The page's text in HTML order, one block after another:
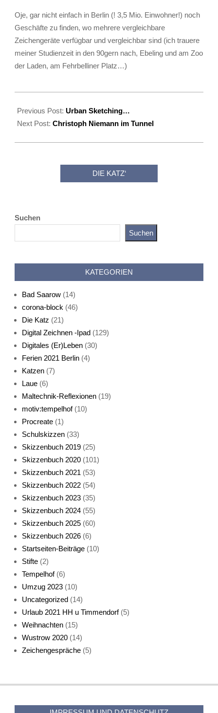
Oje, gar nicht einfach in Berlin (! 3,5 Mio. Einwohner!) noch
Geschäfte zu finden, wo mehrere vergleichbare
Zeichengeräte verfügbar und vergleichbar sind (ich trauere
meiner Studienzeit in den 90gern nach, Ebeling und am Zoo
der Laden, am Fehrbelliner Platz…)
11-
03
Previous Post: Urban Sketching…
Next Post: Christoph Niemann im Tunnel
DIE KATZ‘
Live-Cat
Katze sturmerprobt
Suchen
Suchen
KATEGORIEN
Bad Saarow (14)
corona-block (46)
Die Katz (21)
Digital Zeichnen -Ipad (129)
Digitales (Er)Leben (30)
Ferien 2021 Berlin (4)
Katzen (7)
Laue (6)
Maltechnik-Reflexionen (19)
motiv:tempelhof(10)
Procreate (1)
Schulskizzen (33)
Skizzenbuch 2019 (25)
Skizzenbuch 2020 (101)
Skizzenbuch 2021 (53)
Skizzenbuch 2022 (54)
Skizzenbuch 2023 (35)
Skizzenbuch 2024 (55)
Skizzenbuch 2025 (60)
Skizzenbuch 2026 (6)
Startseiten-Beiträge (10)
Stifte (2)
Tempelhof(6)
Umzug 2023 (10)
Uncategorized (14)
Urlaub 2021 HH u Timmendorf(5)
Weihnachten (15)
Wustrow 2020 (14)
Zeichengespräche (5)